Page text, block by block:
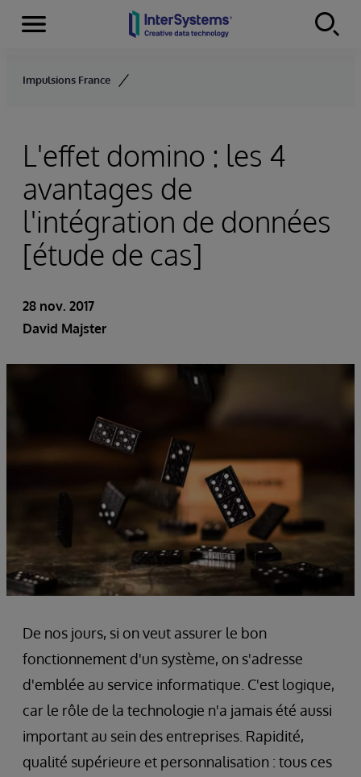
Skip to content
Menu
Impulsions France
L'effet domino : les 4
avantages de
l'intégration de données
[étude de cas]
28 nov. 2017
David Majster
De nos jours, si on veut assurer le bon
fonctionnement d'un système, on s'adresse
d'emblée au service informatique. C'est logique,
car le rôle de la technologie n'a jamais été aussi
important au sein des entreprises. Rapidité,
qualité supérieure et personnalisation : tous ces